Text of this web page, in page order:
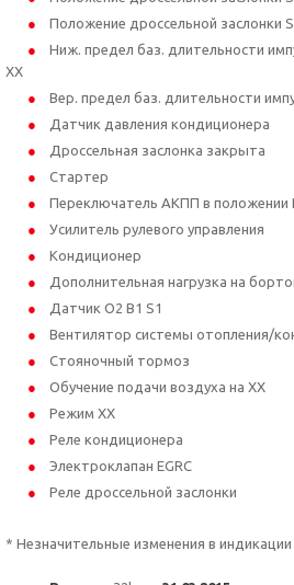
Положение дроссельной заслонки
Ниж. предел баз. длительности
ХХ
Вер. предел баз. длительности
Датчик давления кондиционера
Дроссельная заслонка закрыта
Стартер
Переключатель АКПП в положении
Усилитель рулевого управления
Кондиционер
Дополнительная нагрузка на
Датчик O2 B1 S1
Вентилятор системы отопления/
Стояночный тормоз
Обучение подачи воздуха на ХХ
Режим ХХ
Реле кондиционера
Электроклапан EGRC
Реле дроссельной заслонки
* Незначительные изменения в индикации